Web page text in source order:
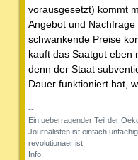
vorausgesetzt) kommt
Angebot und
schwankende Preise
kauft das Saatgut eben
denn der Staat
Dauer funktioniert hat,
--
Ein ueberragender Teil der
Journalisten ist einfach
revolutionaer ist.
Info: